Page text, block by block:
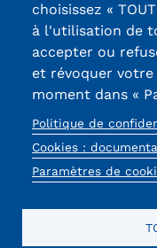
Agenda
Revue
Contact
Contacts
03 84 58 33
Réseaux
sociaux
Mentions
choisissez «
à l'utilisation de
accepter ou
et révoquer
moment dans «
Politique de
Cookies :
Paramètres de